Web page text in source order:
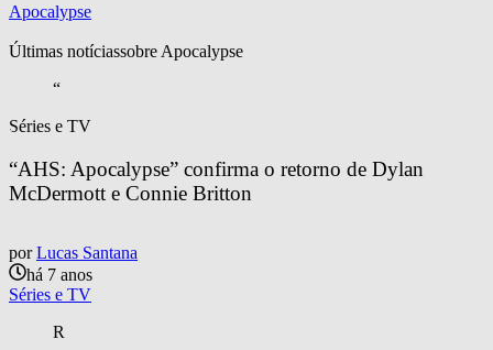
Apocalypse
Últimas notíciassobre Apocalypse
“
Séries e TV
“AHS: Apocalypse” confirma o retorno de Dylan
McDermott e Connie Britton
por Lucas Santana
há 7 anos
Séries e TV
R